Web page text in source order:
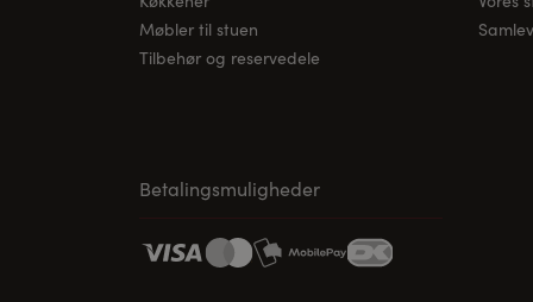
Møbler til stuen
Tilbehør og reservedele
Betalingsmuligheder